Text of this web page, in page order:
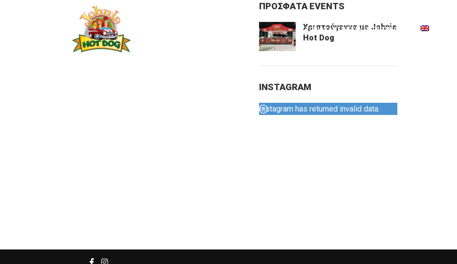
ΙΣΤΟΡΙΑΚΑΝΤΙΝΕΣEVENTSΕΠΙΚΟΙΝΩΝΙΑ
ΠΡΟΣΦΑΤΑ EVENTS
Χριστούγεννα με Johnie
Hot Dog
INSTAGRAM
Instagram has returned invalid data.